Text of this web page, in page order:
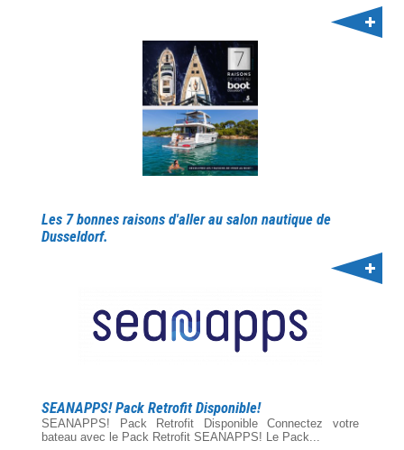
Les 7 bonnes raisons d'aller au salon nautique de
Dusseldorf.
SEANAPPS! Pack Retrofit Disponible!
SEANAPPS! Pack Retrofit Disponible Connectez votre
bateau avec le Pack Retrofit SEANAPPS! Le Pack...